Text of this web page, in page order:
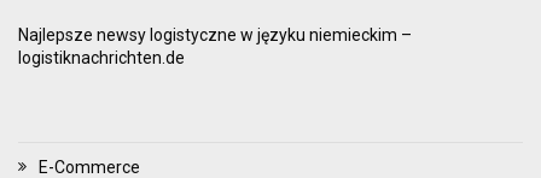
Najlepsze newsy logistyczne w języku niemieckim –
logistiknachrichten.de
E-Commerce